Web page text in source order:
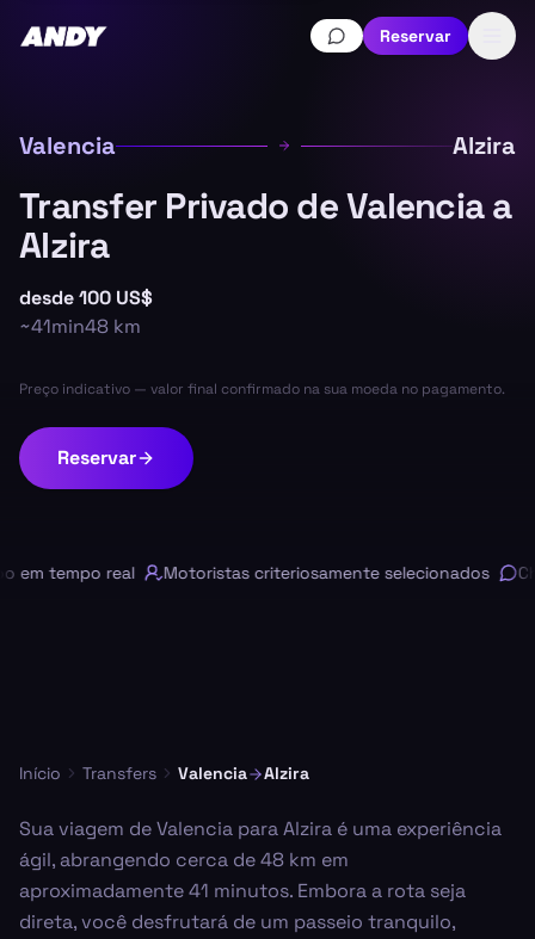
Reservar
Valencia Alzira
Transfer Privado de Valencia a
Alzira
desde100 US$
~41min48 km
Preço indicativo — valor final confirmado na sua moeda no pagamento.
Reservar
tempo real Motoristas criteriosamente selecionados
Início Transfers Valencia Alzira
Sua viagem de Valencia para Alzira é uma experiência
ágil, abrangendo cerca de 48 km em
aproximadamente 41 minutos. Embora a rota seja
direta, você desfrutará de um passeio tranquilo,